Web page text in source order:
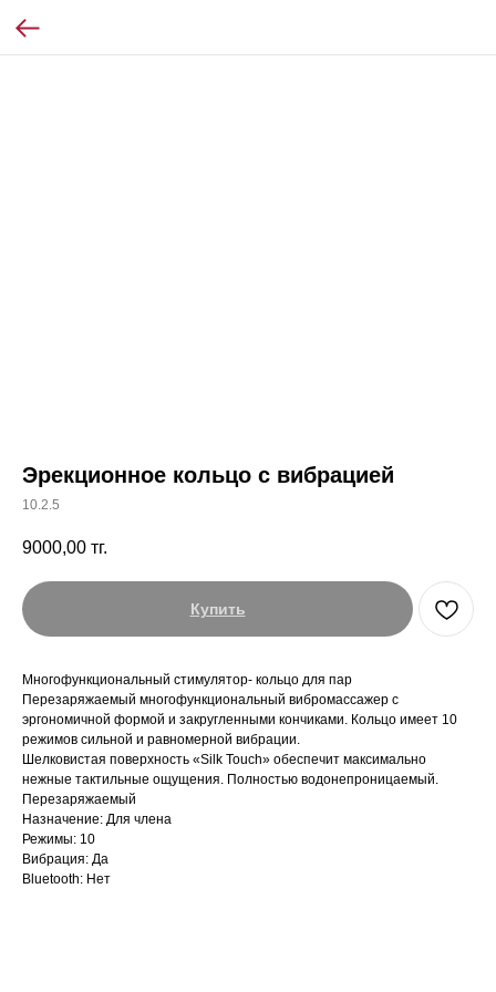
Эрекционное кольцо с вибрацией
10.2.5
9000,00 тг.
Купить
Многофункциональный стимулятор- кольцо для пар
Перезаряжаемый многофункциональный вибромассажер с
эргономичной формой и закругленными кончиками. Кольцо имеет 10
режимов сильной и равномерной вибрации.
Шелковистая поверхность «Silk Touch» обеспечит максимально
нежные тактильные ощущения. Полностью водонепроницаемый.
Перезаряжаемый
Назначение: Для члена
Режимы: 10
Вибрация: Да
Bluetooth: Нет